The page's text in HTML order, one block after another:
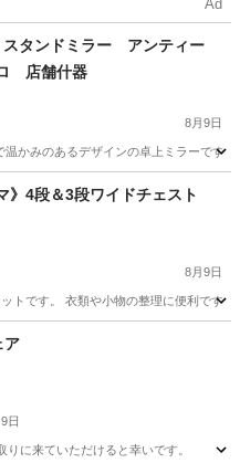
Ad
タンドミラー アンティー
店舗什器
8月9日
かみのあるデザインの卓上ミラーです
》4段＆3段ワイドチェスト
8月9日
トです。 衣類や小物の整理に便利です
ア
日
に来ていただけると幸いです。